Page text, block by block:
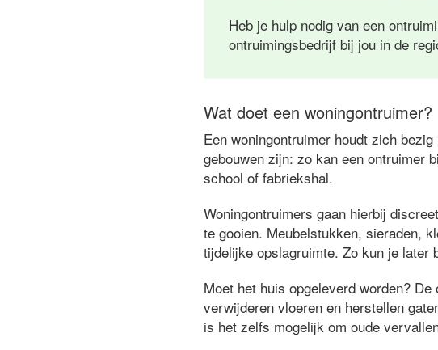
Heb je hulp nodig van een
ontruimingsbedrijf bij jou in de
Wat doet een woningontruimer?
Een woningontruimer houdt zich
gebouwen zijn: zo kan een ontruimer
school of fabriekshal.
Woningontruimers gaan hierbij
te gooien. Meubelstukken, sieraden,
tijdelijke opslagruimte. Zo kun je later
Moet het huis opgeleverd worden?
verwijderen vloeren en herstellen
is het zelfs mogelijk om oude